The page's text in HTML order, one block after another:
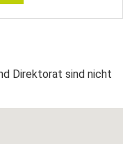
Direktorat sind nicht